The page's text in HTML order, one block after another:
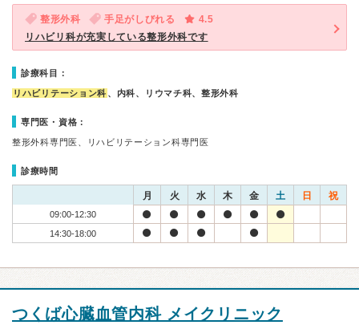
整形外科 手足がしびれる
4.5
リハビリ科が充実している整形外科です
診療科目：
リハビリテーション科 、内科、リウマチ科、整形外科
専門医・資格：
整形外科専門医、リハビリテーション科専門医
診療時間
月 火 水 木 金 土 日 祝
09:00-12:30
14:30-18:00
つくば心臓血管内科 メイクリニック